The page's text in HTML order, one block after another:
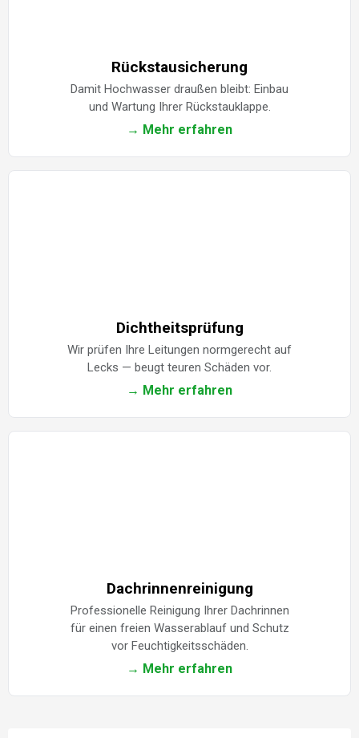
Rückstausicherung
Damit Hochwasser draußen bleibt: Einbau
und Wartung Ihrer Rückstauklappe.
→ Mehr erfahren
Dichtheitsprüfung
Wir prüfen Ihre Leitungen normgerecht auf
Lecks — beugt teuren Schäden vor.
→ Mehr erfahren
Dachrinnenreinigung
Professionelle Reinigung Ihrer Dachrinnen
für einen freien Wasserablauf und Schutz
vor Feuchtigkeitsschäden.
→ Mehr erfahren